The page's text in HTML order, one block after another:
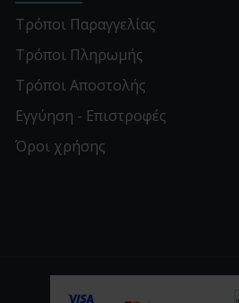
Τρόποι Παραγγελίας
Τρόποι Πληρωμής
Τρόποι Αποστολής
Εγγύηση - Επιστροφές
Όροι χρήσης